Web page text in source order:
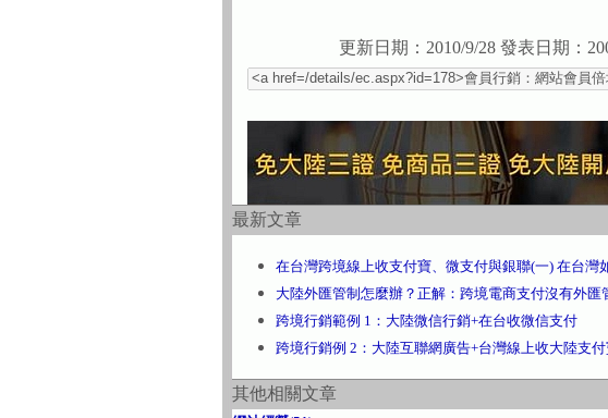
更新日期：2010/9/28 發表日期：
最新文章
在台灣跨境線上收支付寶、微支付與銀聯(一) 在台灣
大陸外匯管制怎麼辦？正解：跨境電商支付沒有外匯
跨境行銷範例 1：大陸微信行銷+在台收微信支付
跨境行銷例 2：大陸互聯網廣告+台灣線上收大陸支付
其他相關文章